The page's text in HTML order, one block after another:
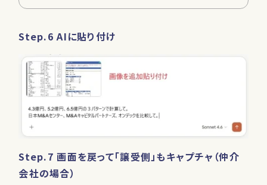
Step.6 AIに貼り付け
Step.7 画面を戻って「譲受側」もキャプチャ（仲介
会社の場合）